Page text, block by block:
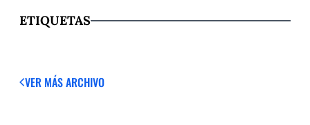
ETIQUETAS
VER MÁSARCHIVO